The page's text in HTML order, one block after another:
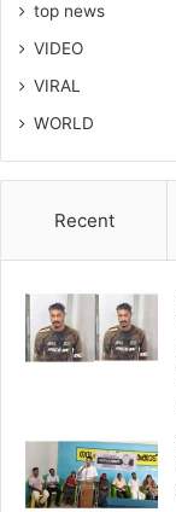
top news
VIDEO
VIRAL
WORLD
Recent